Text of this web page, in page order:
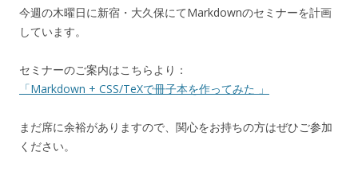
今週の木曜日に新宿・大久保にてMarkdownのセミナーを計画
しています。
セミナーのご案内はこちらより：
「Markdown + CSS/TeXで冊子本を作ってみた 」
まだ席に余裕がありますので、関心をお持ちの方はぜひご参加
ください。